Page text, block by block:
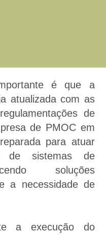
é que a
atualizada com as
de
de PMOC em
para atuar
de sistemas de
soluções
a necessidade de
a execução do